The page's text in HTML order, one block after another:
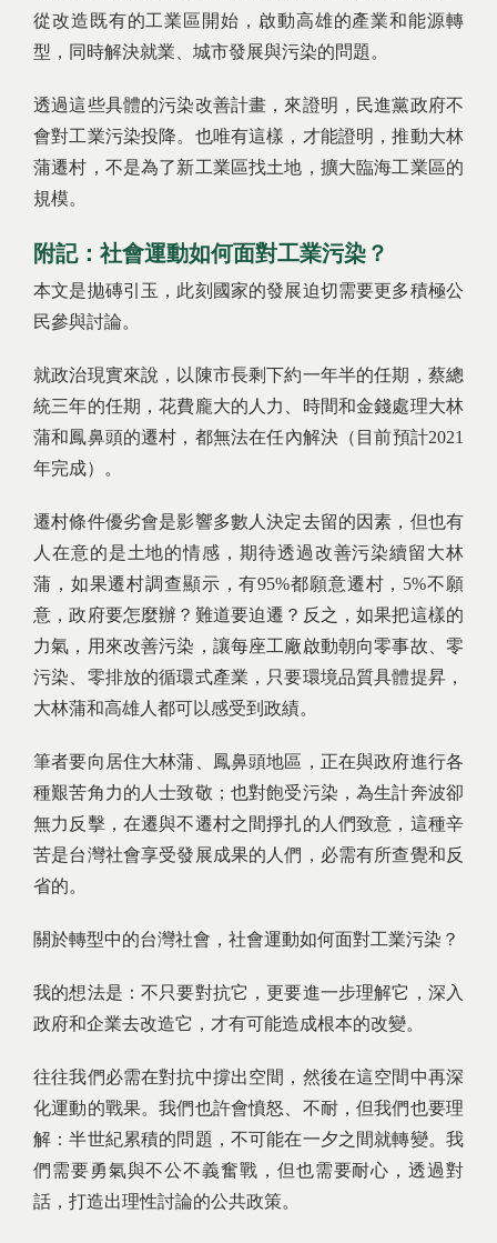
從改造既有的工業區開始，啟動高雄的產業和能源轉
型，同時解決就業、城市發展與污染的問題。
透過這些具體的污染改善計畫，來證明，民進黨政府不
會對工業污染投降。也唯有這樣，才能證明，推動大林
蒲遷村，不是為了新工業區找土地，擴大臨海工業區的
規模。
附記：社會運動如何面對工業污染？
本文是拋磚引玉，此刻國家的發展迫切需要更多積極公
民參與討論。
就政治現實來說，以陳市長剩下約一年半的任期，蔡總
統三年的任期，花費龐大的人力、時間和金錢處理大林
蒲和鳳鼻頭的遷村，都無法在任內解決（目前預計2021
年完成）。
遷村條件優劣會是影響多數人決定去留的因素，但也有
人在意的是土地的情感，期待透過改善污染續留大林
蒲，如果遷村調查顯示，有95%都願意遷村，5%不願
意，政府要怎麼辦？難道要迫遷？反之，如果把這樣的
力氣，用來改善污染，讓每座工廠啟動朝向零事故、零
污染、零排放的循環式產業，只要環境品質具體提昇，
大林蒲和高雄人都可以感受到政績。
筆者要向居住大林蒲、鳳鼻頭地區，正在與政府進行各
種艱苦角力的人士致敬；也對飽受污染，為生計奔波卻
無力反擊，在遷與不遷村之間掙扎的人們致意，這種辛
苦是台灣社會享受發展成果的人們，必需有所查覺和反
省的。
關於轉型中的台灣社會，社會運動如何面對工業污染？
我的想法是：不只要對抗它，更要進一步理解它，深入
政府和企業去改造它，才有可能造成根本的改變。
往往我們必需在對抗中撐出空間，然後在這空間中再深
化運動的戰果。我們也許會憤怒、不耐，但我們也要理
解：半世紀累積的問題，不可能在一夕之間就轉變。我
們需要勇氣與不公不義奮戰，但也需要耐心，透過對
話，打造出理性討論的公共政策。